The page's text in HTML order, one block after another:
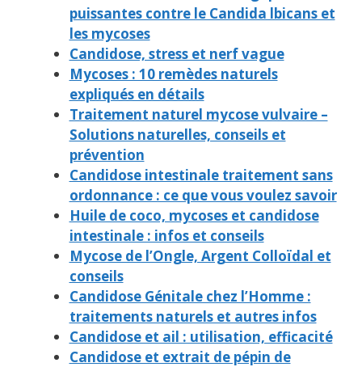
puissantes contre le Candida lbicans et
les mycoses
Candidose, stress et nerf vague
Mycoses : 10 remèdes naturels
expliqués en détails
Traitement naturel mycose vulvaire –
Solutions naturelles, conseils et
prévention
Candidose intestinale traitement sans
ordonnance : ce que vous voulez savoir
Huile de coco, mycoses et candidose
intestinale : infos et conseils
Mycose de l’Ongle, Argent Colloïdal et
conseils
Candidose Génitale chez l’Homme :
traitements naturels et autres infos
Candidose et ail : utilisation, efficacité
Candidose et extrait de pépin de